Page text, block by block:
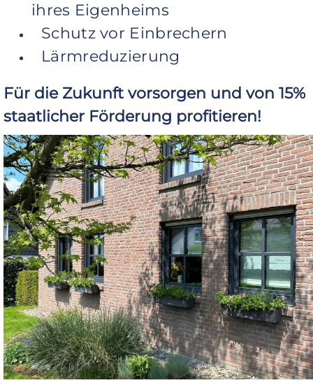
ihres Eigenheims
Schutz vor Einbrechern
Lärmreduzierung
Für die Zukunft vorsorgen und von 15%
staatlicher Förderung profitieren!